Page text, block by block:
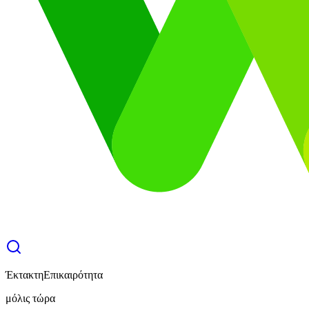
ΈκτακτηΕπικαιρότητα
μόλις τώρα